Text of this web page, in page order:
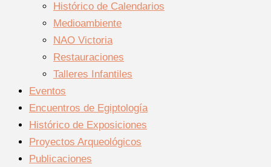
Histórico de Calendarios
Medioambiente
NAO Victoria
Restauraciones
Talleres Infantiles
Eventos
Encuentros de Egiptología
Histórico de Exposiciones
Proyectos Arqueológicos
Publicaciones